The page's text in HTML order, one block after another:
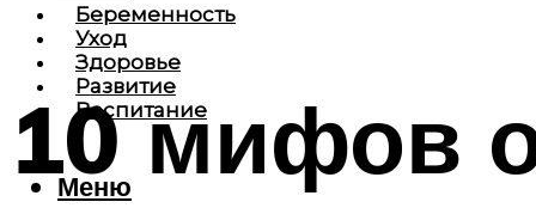
Беременность
Уход
Здоровье
Развитие
Воспитание
Меню
10 мифов